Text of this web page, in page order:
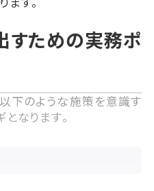
すための実務ポ
下のような施策を意識す
なります。